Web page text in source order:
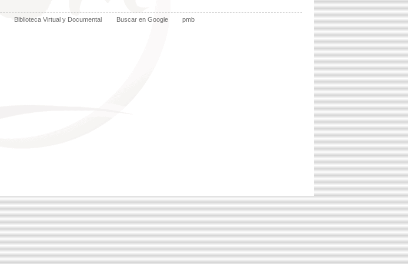
Biblioteca Virtual y Documental Buscar en Google pmb